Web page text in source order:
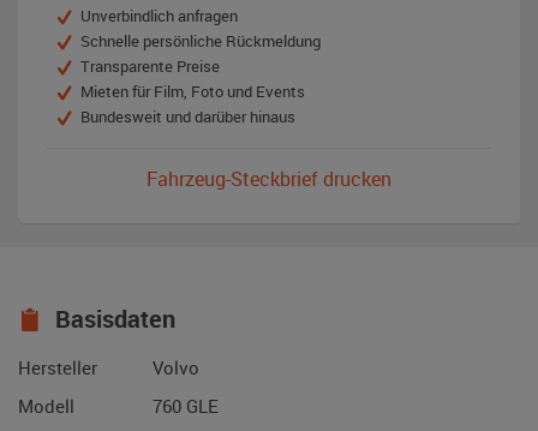
Unverbindlich anfragen
Schnelle persönliche Rückmeldung
Transparente Preise
Mieten für Film, Foto und Events
Bundesweit und darüber hinaus
Fahrzeug-Steckbrief drucken
Basisdaten
Hersteller
Volvo
Modell
760 GLE